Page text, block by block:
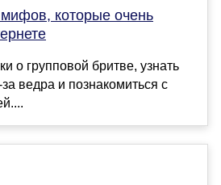
мифов, которые очень
о групповой бритве, узнать
ведра и познакомиться с